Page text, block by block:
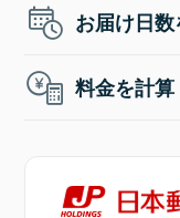
お届け日
料金を計